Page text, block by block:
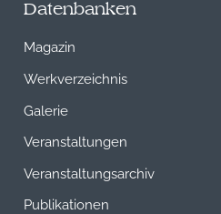
Datenbanken
Magazin
Werkverzeichnis
Galerie
Veranstaltungen
Veranstaltungsarchiv
Publikationen